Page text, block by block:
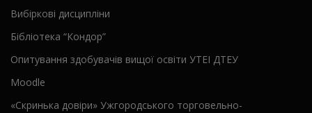
Вибіркові дисципліни
Бібліотека “Кондор”
Опитування здобувачів вищої освіти УТЕІ ДТЕУ
Moodle
«Скринька довіри» Ужгородського торговельно-